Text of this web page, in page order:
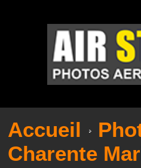
Accueil
Charente